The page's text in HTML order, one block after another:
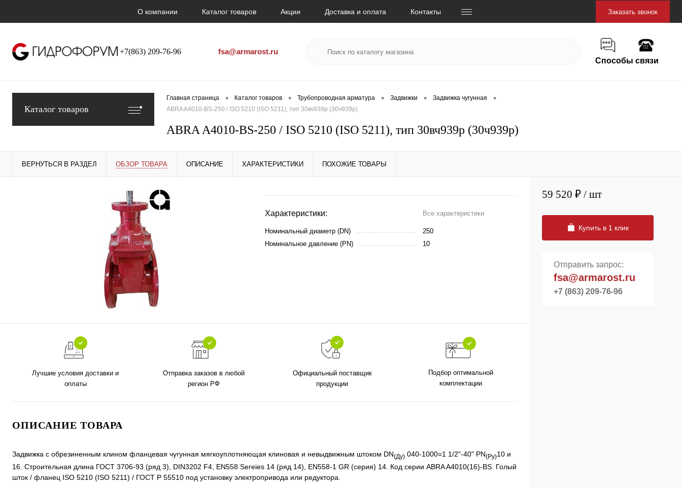
О компании Каталог товаров Акции Доставка и оплата Контакты Заказать звонок
+7(863) 209-76-96
fsa@armarost.ru
Способы связи
Каталог товаров
Главная страница • Каталог товаров • Трубопроводная арматура • Задвижки • Задвижка чугунная •
ABRA A4010-BS-250 / ISO 5210 (ISO 5211), тип 30вч939р (30ч939р)
ABRA A4010-BS-250 / ISO 5210 (ISO 5211), тип 30вч939р (30ч939р)
ВЕРНУТЬСЯ В РАЗДЕЛ ОБЗОР ТОВАРА ОПИСАНИЕ ХАРАКТЕРИСТИКИ ПОХОЖИЕ ТОВАРЫ
Характеристики: Все характеристики
Номинальный диаметр (DN)
250
Номинальное давление (PN)
10
Лучшие условия доставки и
оплаты
Отправка заказов в любой
регион РФ
Официальный поставщик
продукции
Подбор оптимальной
комплектации
ОПИСАНИЕ ТОВАРА
Задвижка с обрезиненным клином фланцевая чугунная мягкоуплотняющая клиновая и невыдвижным штоком DN(Ду) 040-1000=1 1/2"-40" PN(Ру)10 и
16. Строительная длина ГОСТ 3706-93 (ряд 3), DIN3202 F4, EN558 Sereies 14 (ряд 14), EN558-1 GR (серия) 14. Код серии ABRA A4010(16)-BS. Голый
шток / фланец ISO 5210 (ISO 5211) / ГОСТ Р 55510 под установку электропривода или редуктора.
59 520 ₽ / шт
Купить в 1 клик
Отправить запрос:
fsa@armarost.ru
+7 (863) 209-76-96